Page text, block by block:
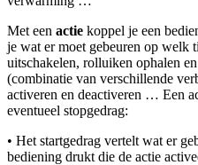
Met een actie koppel je een
je wat er moet gebeuren op welk
uitschakelen, rolluiken ophalen
(combinatie van verschillende
activeren en deactiveren … Een
eventueel stopgedrag:
• Het startgedrag vertelt wat er
bediening drukt die de actie